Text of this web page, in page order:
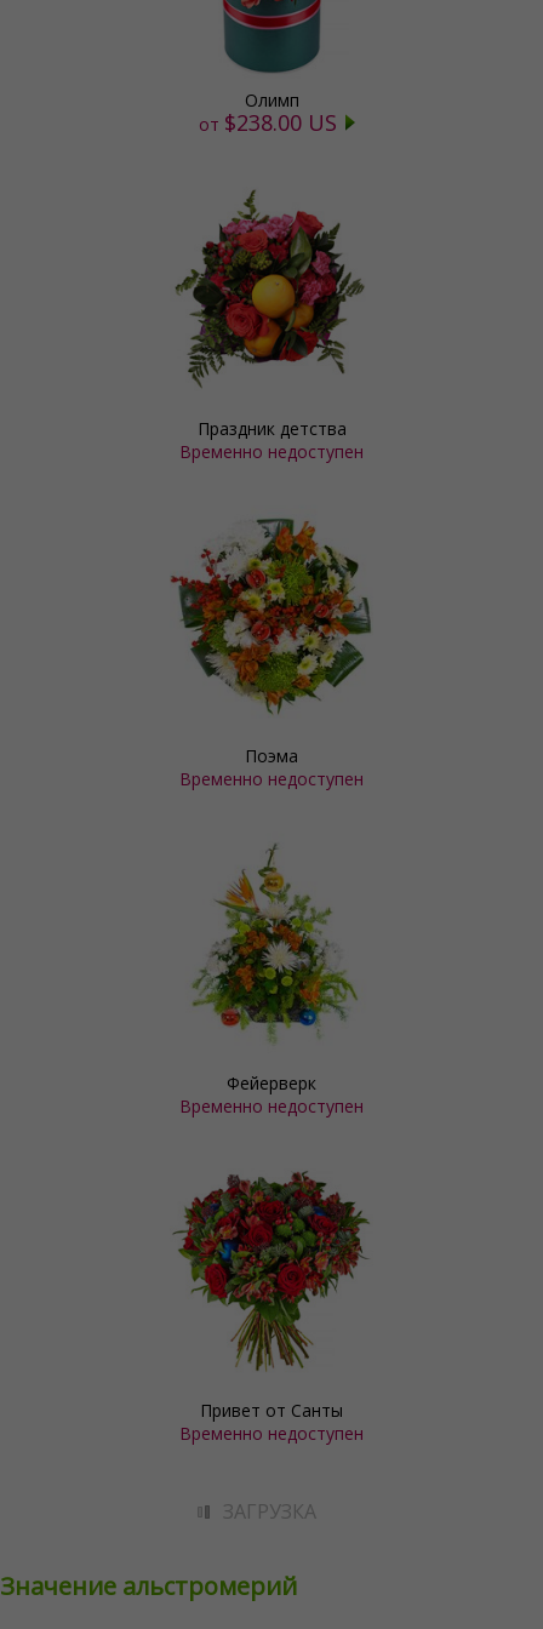
Олимп
от $238.00 US
Праздник детства
Временно недоступен
Поэма
Временно недоступен
Фейерверк
Временно недоступен
Привет от Санты
Временно недоступен
ЗАГРУЗКА
Значение альстромерий